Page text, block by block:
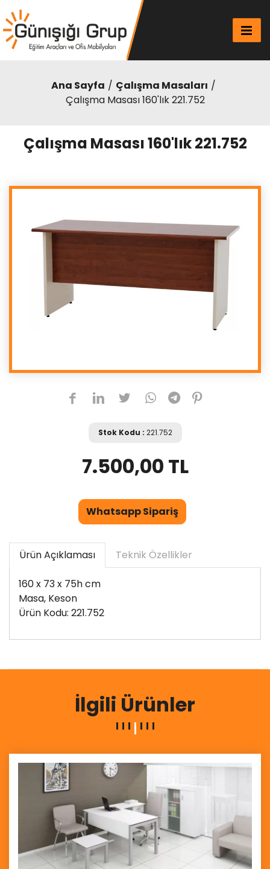
Ana Sayfa
Çalışma Masaları
Çalışma Masası 160'lık 221.752
Çalışma Masası 160'lık 221.752
Stok Kodu : 221.752
7.500,00 TL
Whatsapp Sipariş
Ürün Açıklaması Teknik Özellikler
160 x 73 x 75h cm
Masa, Keson
Ürün Kodu: 221.752
İlgili Ürünler